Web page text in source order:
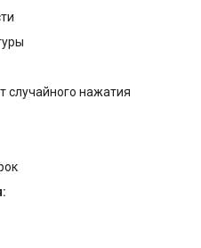
случайного нажатия